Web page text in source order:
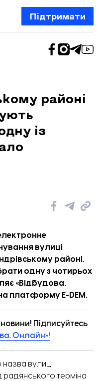
Підтримати
районі
із
вулиці
районі.
одну з чотирьох
«Відбудова.
платформу E-DEM.
новини! Підписуйтесь
Онлайн»!
вулиці
радянського терміна